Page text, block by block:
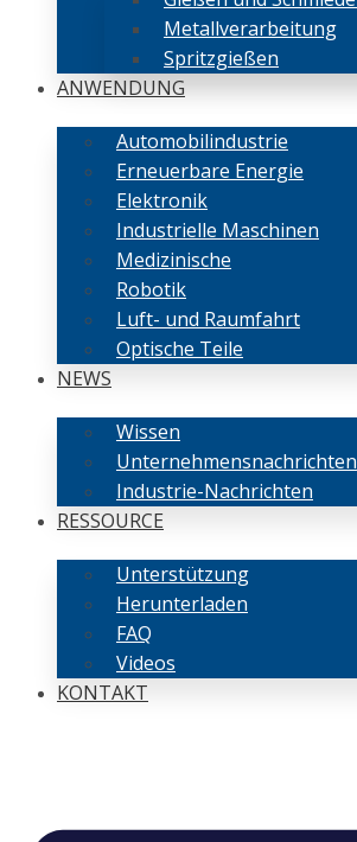
Metallverarbeitung
Spritzgießen
ANWENDUNG
Automobilindustrie
Erneuerbare Energie
Elektronik
Industrielle Maschinen
Medizinische
Robotik
Luft- und Raumfahrt
Optische Teile
NEWS
Wissen
Unternehmensnachrichten
Industrie-Nachrichten
RESSOURCE
Unterstützung
Herunterladen
FAQ
Videos
KONTAKT